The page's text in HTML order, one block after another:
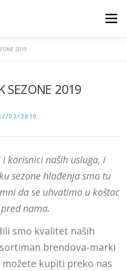
Menu
2019
SEZONE 2019
02/2019
korisnici naših usluga, i
sezone hlađenja smo tu
da se uhvatimo u koštac
nama.
smo kvalitet naših
brendova-marki
kupiti preko nas